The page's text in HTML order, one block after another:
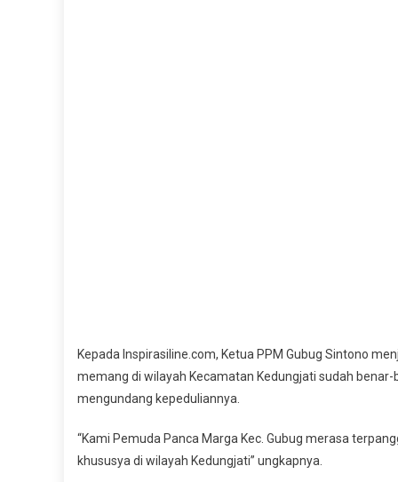
Kepada Inspirasiline.com, Ketua PPM Gubug Sintono
memang di wilayah Kecamatan Kedungjati sudah
mengundang kepeduliannya.
“Kami Pemuda Panca Marga Kec. Gubug merasa
khususya di wilayah Kedungjati” ungkapnya.